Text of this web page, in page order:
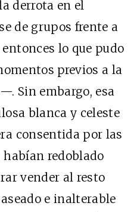
derrota en el
de grupos frente a
lo que pudo
previos a la
Sin embargo, esa
blanca y celeste
consentida por las
habían redoblado
vender al resto
e inalterable